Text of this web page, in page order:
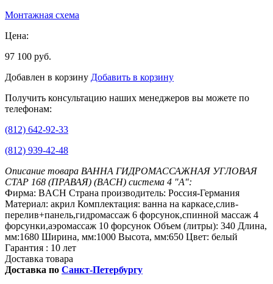
Монтажная схема
Цена:
97 100 руб.
Добавлен в корзину Добавить в корзину
Получить консультацию наших менеджеров вы можете по
телефонам:
(812) 642-92-33
(812) 939-42-48
Описание товара ВАННА ГИДРОМАССАЖНАЯ УГЛОВАЯ
СТАР 168 (ПРАВАЯ) (BACH) система 4 "А":
Фирма: BACH Страна производитель: Россия-Германия
Материал: акрил Комплектация: ванна на каркасе,слив-
перелив+панель,гидромассаж 6 форсунок,спинной массаж 4
форсунки,аэромассаж 10 форсунок Объем (литры): 340 Длина,
мм:1680 Ширина, мм:1000 Высота, мм:650 Цвет: белый
Гарантия : 10 лет
Доставка товара
Доставка по Санкт-Петербургу